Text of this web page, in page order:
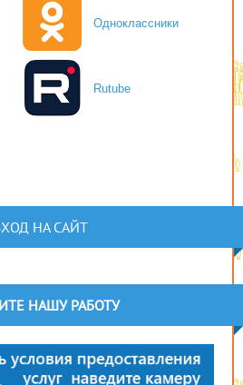
Одноклассники
Rutube
НА САЙТ
НАШУ РАБОТУ